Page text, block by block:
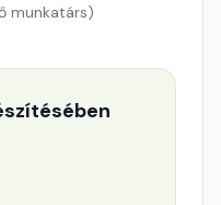
munkatárs)